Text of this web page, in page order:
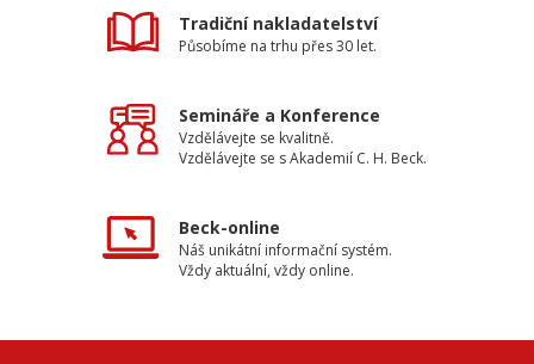
Tradiční nakladatelství
Působíme na trhu přes 30 let.
Semináře a Konference
Vzdělávejte se kvalitně.
Vzdělávejte se s Akademií C. H. Beck.
Beck-online
Náš unikátní informační systém.
Vždy aktuální, vždy online.